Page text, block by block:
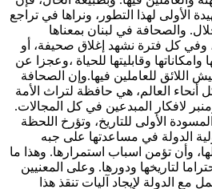
الأولى لهذا التطور، ونراها في تراجع
والصحافة في لبنان بمعناها
وفي كل فترة نشهد إغلاق صحيفة، أو
وقابليتها للحياة ،وعجزا عن
اللائق للعاملين فيها.وإن الصحافة
أنحاء العالم، هي حافظة لتراث الأمة
لافكار المبدعين في كل المجالات.
الأولى للتاريخ، وتؤرخ اللحظة
الدولة في مساعدتها على جبه
وأن تؤمن اسباب استمرارها. وهذا ما
لتاريخها ودورها. وعلى المعنيين
مع الدولة لإيجاد آليات تنقذ هذا